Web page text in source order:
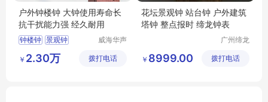
户外钟楼钟 大钟使用寿命长
抗干扰能力强 经久耐用
钟楼钟 景观钟
塔钟更换
威海华声
有限公司
￥ 2.30万 拨打电话
花坛景观钟 站台钟 户外建筑
塔钟 整点报时 缔龙钟表
广州缔龙
公司
￥ 8999.00 拨打电话